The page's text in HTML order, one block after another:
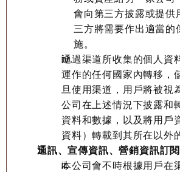
會向第三方披露或提供
三方將需要作出適當的
施。
通過渠道所收集的個人資
運作的任何國家內轉移，
旦使用渠道，用戶將被視
公司在上述情況下披露和
資料和數據，以及將用戶
資料）轉載到其所在以外
通訊、宣傳資訊、營銷資訊訂閱
本公司會不時根據用戶在